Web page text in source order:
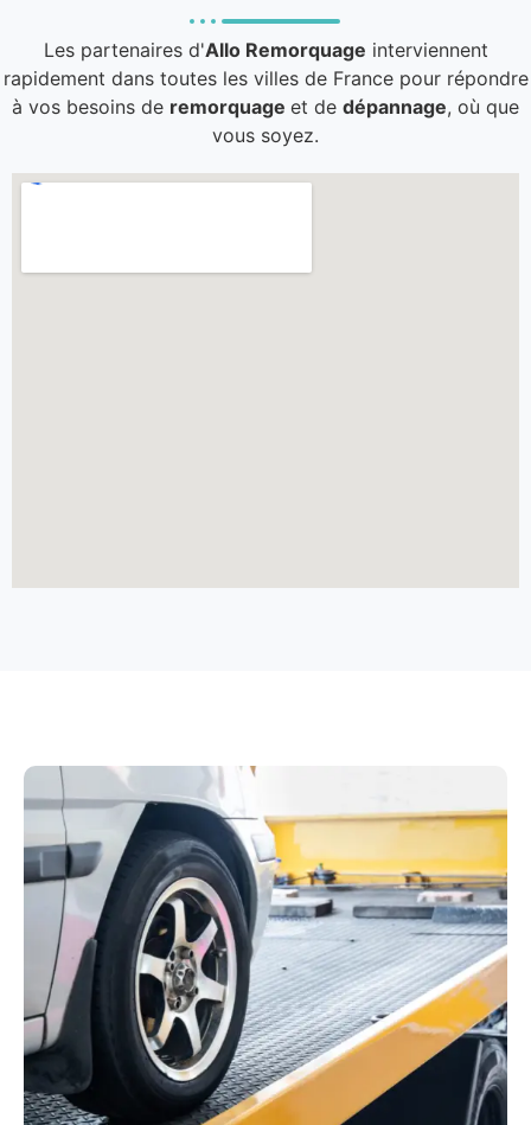
Les partenaires d'Allo Remorquage interviennent
rapidement dans toutes les villes de France pour répondre
à vos besoins de remorquage et de dépannage, où que
vous soyez.